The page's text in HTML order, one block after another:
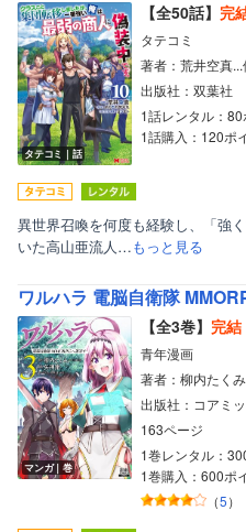
タテコミ｜話
【全50話】 完
タテコミ
著者：荒井空真...
出版社：双葉社
1話レンタル：80
1話購入：120ポ
異世界召喚を何度も経験し、「強
いた高山亜流人…もっと見る
マンガ｜巻
【全3巻】 完結
青年漫画
著者：柳内たく
出版社：コアミ
163ページ
1巻レンタル：
1巻購入：600ポ
（5）